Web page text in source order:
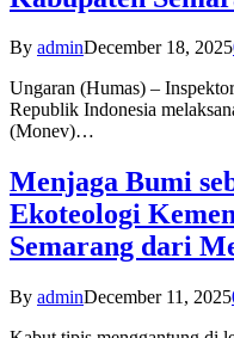
By adminDecember 18, 2025
Ungaran (Humas) –
Republik Indonesia
(Monev)…
Menjaga Bumi
Ekoteologi
Semarang dari
By adminDecember 11, 2025